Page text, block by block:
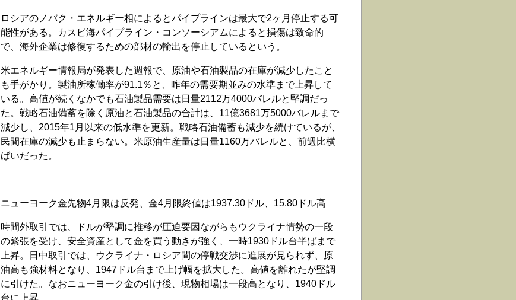
ロシアのノバク・エネルギー相によるとパイプラインは最大で2ヶ月停止する可
能性がある。カスピ海パイプライン・コンソーシアムによると損傷は致命的
で、海外企業は修復するための部材の輸出を停止しているという。
米エネルギー情報局が発表した週報で、原油や石油製品の在庫が減少したこと
も手がかり。製油所稼働率が91.1％と、昨年の需要期並みの水準まで上昇して
いる。高値が続くなかでも石油製品需要は日量2112万4000バレルと堅調だっ
た。戦略石油備蓄を除く原油と石油製品の合計は、11億3681万5000バレルまで
減少し、2015年1月以来の低水準を更新。戦略石油備蓄も減少を続けているが、
民間在庫の減少も止まらない。米原油生産量は日量1160万バレルと、前週比横
ばいだった。
ニューヨーク金先物4月限は反発、金4月限終値は1937.30ドル、15.80ドル高
時間外取引では、ドルが堅調に推移が圧迫要因ながらもウクライナ情勢の一段
の緊張を受け、安全資産として金を買う動きが強く、一時1930ドル台半ばまで
上昇。日中取引では、ウクライナ・ロシア間の停戦交渉に進展が見られず、原
油高も強材料となり、1947ドル台まで上げ幅を拡大した。高値を離れたが堅調
に引けた。なおニューヨーク金の引け後、現物相場は一段高となり、1940ドル
台に上昇。